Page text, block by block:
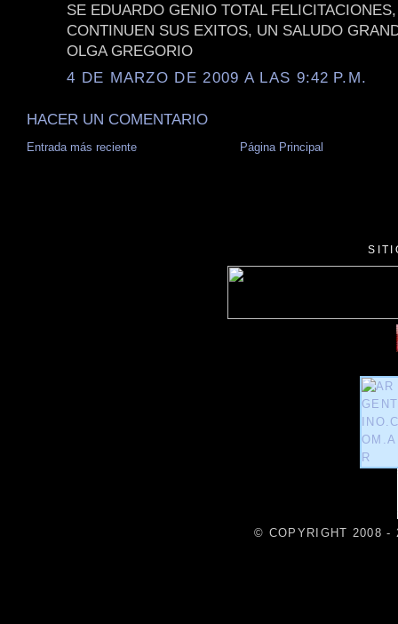
SE EDUARDO GENIO TOTAL
CONTINUEN SUS EXITOS, UN SALUDO
OLGA GREGORIO
4 DE MARZO DE 2009 A LAS 9:42 P.M.
HACER UN COMENTARIO
Entrada más reciente Página Principal
© COPYRIGHT 2008